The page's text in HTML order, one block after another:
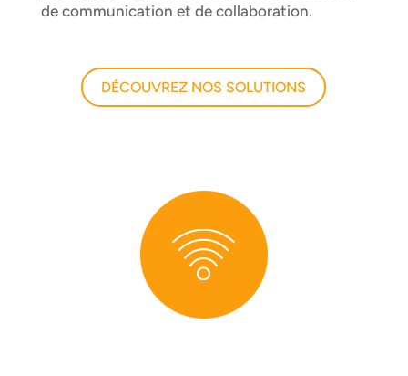
de communication et de collaboration.
DÉCOUVREZ NOS SOLUTIONS